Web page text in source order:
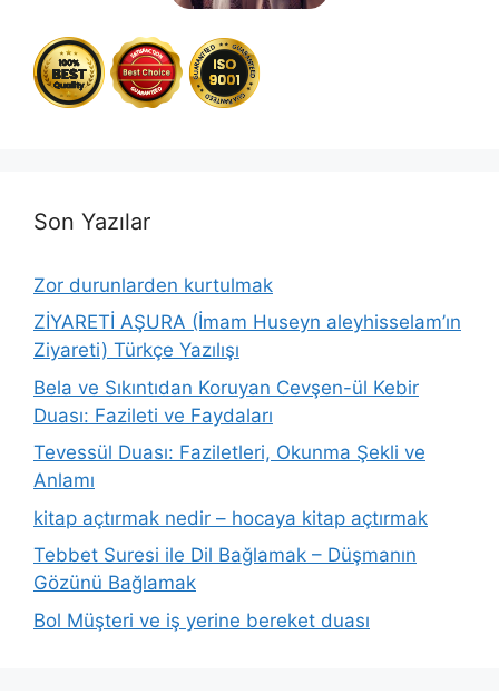
Son Yazılar
Zor durunlarden kurtulmak
ZİYARETİ AŞURA (İmam Huseyn aleyhisselam’ın
Ziyareti) Türkçe Yazılışı
Bela ve Sıkıntıdan Koruyan Cevşen-ül Kebir
Duası: Fazileti ve Faydaları
Tevessül Duası: Faziletleri, Okunma Şekli ve
Anlamı
kitap açtırmak nedir – hocaya kitap açtırmak
Tebbet Suresi ile Dil Bağlamak – Düşmanın
Gözünü Bağlamak
Bol Müşteri ve iş yerine bereket duası